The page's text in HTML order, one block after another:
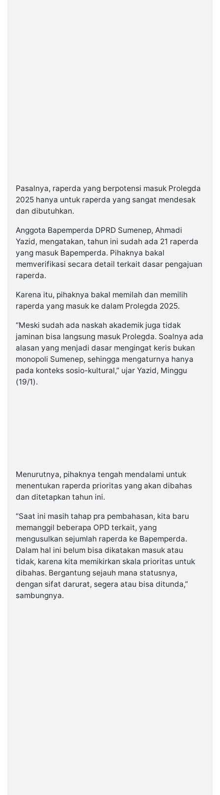
Pasalnya, raperda yang berpotensi masuk Prolegda
2025 hanya untuk raperda yang sangat mendesak
dan dibutuhkan.
Anggota Bapemperda DPRD Sumenep, Ahmadi
Yazid, mengatakan, tahun ini sudah ada 21 raperda
yang masuk Bapemperda. Pihaknya bakal
memverifikasi secara detail terkait dasar pengajuan
raperda.
Karena itu, pihaknya bakal memilah dan memilih
raperda yang masuk ke dalam Prolegda 2025.
“Meski sudah ada naskah akademik juga tidak
jaminan bisa langsung masuk Prolegda. Soalnya ada
alasan yang menjadi dasar mengingat keris bukan
monopoli Sumenep, sehingga mengaturnya hanya
pada konteks sosio-kultural,” ujar Yazid, Minggu
(19/1).
Menurutnya, pihaknya tengah mendalami untuk
menentukan raperda prioritas yang akan dibahas
dan ditetapkan tahun ini.
“Saat ini masih tahap pra pembahasan, kita baru
memanggil beberapa OPD terkait, yang
mengusulkan sejumlah raperda ke Bapemperda.
Dalam hal ini belum bisa dikatakan masuk atau
tidak, karena kita memikirkan skala prioritas untuk
dibahas. Bergantung sejauh mana statusnya,
dengan sifat darurat, segera atau bisa ditunda,”
sambungnya.